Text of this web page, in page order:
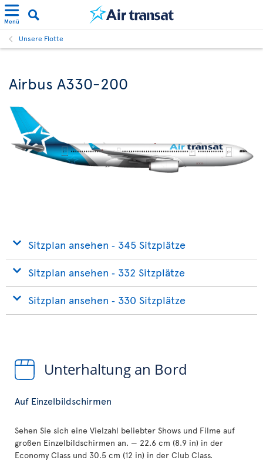
Menü
Unsere Flotte
Airbus A330-200
Sitzplan ansehen ‐ 345 Sitzplätze
Sitzplan ansehen ‐ 332 Sitzplätze
Sitzplan ansehen ‐ 330 Sitzplätze
Unterhaltung an Bord
Auf Einzelbildschirmen
Sehen Sie sich eine Vielzahl beliebter Shows und Filme auf
großen Einzelbildschirmen an. — 22.6 cm (8.9 in) in der
Economy Class und 30.5 cm (12 in) in der Club Class.